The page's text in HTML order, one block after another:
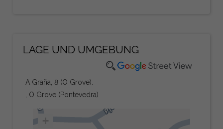
LAGE UND UMGEBUNG
A Graña, 8 (O Grove).
, O Grove (Pontevedra)